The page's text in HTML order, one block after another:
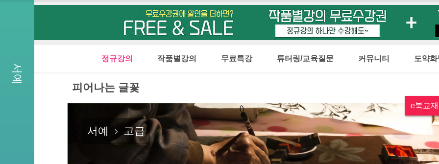
정규강의 작품별강의 무료특강 튜터링/교육질문 커뮤니티 도약
서예
피어나는 글꽃
e북교재
서예 고급